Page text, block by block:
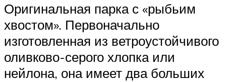
Оригинальная парка с «рыбьим
хвостом». Первоначально
изготовленная из ветроустойчивого
оливково-серого хлопка или
нейлона, она имеет два больших